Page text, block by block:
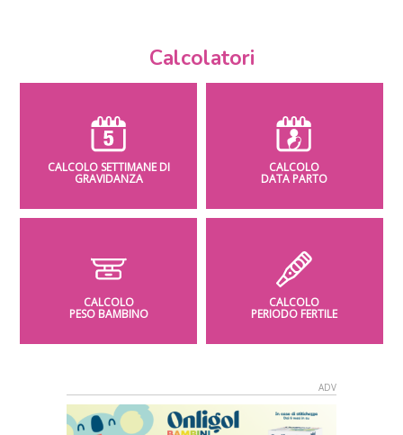
Calcolatori
CALCOLO SETTIMANE DI
GRAVIDANZA
CALCOLO
DATA PARTO
CALCOLO
PESO BAMBINO
CALCOLO
PERIODO FERTILE